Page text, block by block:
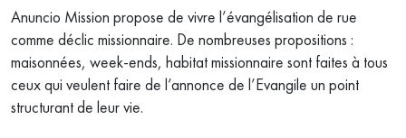
Anuncio Mission propose de vivre l’évangélisation de rue
comme déclic missionnaire. De nombreuses propositions :
maisonnées, week-ends, habitat missionnaire sont faites à tous
ceux qui veulent faire de l’annonce de l’Evangile un point
structurant de leur vie.